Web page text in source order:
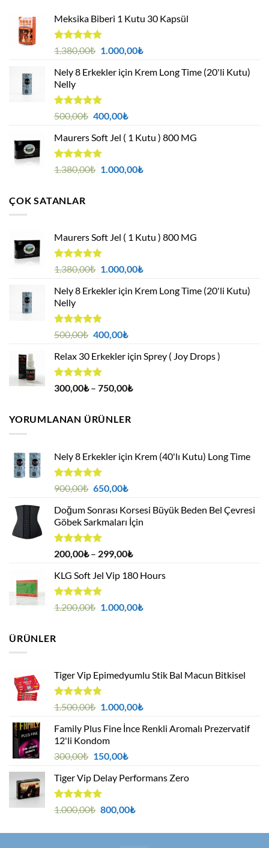
Meksika Biberi 1 Kutu 30 Kapsül
5 üzerinden
oy
aldı
1.380,00₺ Orijinal
1.380,00₺.
1.000,00₺Şu
fiyat:
Nely 8 Erkekler için Krem Long Time (20'li Kutu)
Nelly
5 üzerinden
oy
aldı
500,00₺ Orijinal
500,00₺.
400,00₺Şu
fiyat:
Maurers Soft Jel ( 1 Kutu ) 800 MG
5 üzerinden
oy
1.380,00₺ Orijinal
1.000,00₺Şu
ÇOK SATANLAR
Maurers Soft Jel ( 1 Kutu ) 800 MG
5 üzerinden
oy
aldı
1.380,00₺ Orijinal
1.380,00₺.
1.000,00₺Şu
fiyat:
Nely 8 Erkekler için Krem Long Time (20'li Kutu)
Nelly
5 üzerinden
oy
aldı
500,00₺ Orijinal
500,00₺.
400,00₺Şu
fiyat:
Relax 30 Erkekler için Sprey ( Joy Drops )
5 üzerinden
4.94oy
300,00₺ – 750,00₺Fiyat
YORUMLANAN ÜRÜNLER
Nely 8 Erkekler için Krem (40'lı Kutu) Long Time
5 üzerinden
oy
aldı
900,00₺ Orijinal
900,00₺.
650,00₺Şu
fiyat:
650,00₺.
Doğum Sonrası Korsesi Büyük Beden Bel Çevresi
Göbek Sarkmaları İçin
5 üzerinden
5.00oy
aldı
200,00₺ – 299,00₺Fiyat
200,00₺
299,00₺
KLG Soft Jel Vip 180 Hours
5 üzerinden
oy
1.200,00₺ Orijinal
1.000,00₺Şu
ÜRÜNLER
Tiger Vip Epimedyumlu Stik Bal Macun Bitkisel
5
üzerinden
4.75
oy
aldı
1.500,00₺ Orijinal
1.500,00₺.
1.000,00₺Şu
fiyat:
Family Plus Fine İnce Renkli Aromalı Prezervatif
12'li Kondom
300,00₺ Orijinal
300,00₺.
150,00₺Şu
fiyat:
Tiger Vip Delay Performans Zero
5 üzerinden
oy
1.000,00₺ Orijinal
1.000,00₺.
800,00₺Şu
fiyat: